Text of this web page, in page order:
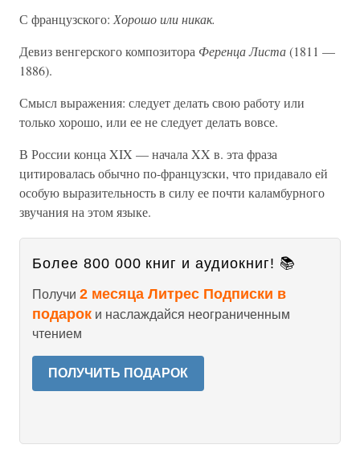
С французского: Хорошо или никак.
Девиз венгерского композитора Ференца Листа(1811 —
1886).
Смысл выражения: следует делать свою работу или
только хорошо, или ее не следует делать вовсе.
В России конца XIX — начала XX в. эта фраза
цитировалась обычно по-французски, что придавало ей
особую выразительность в силу ее почти каламбурного
звучания на этом языке.
Более 800 000 книг и аудиокниг! 📚
Получи 2 месяца Литрес Подписки в
подарок и наслаждайся неограниченным
чтением
ПОЛУЧИТЬ ПОДАРОК